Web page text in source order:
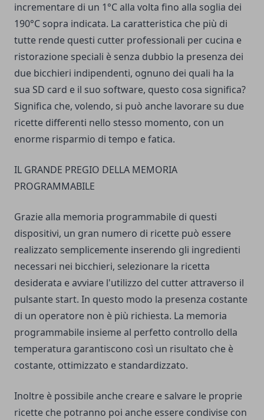
incrementare di un 1°C alla volta fino alla soglia dei
190°C sopra indicata. La caratteristica che più di
tutte rende questi cutter professionali per cucina e
ristorazione speciali è senza dubbio la presenza dei
due bicchieri indipendenti, ognuno dei quali ha la
sua SD card e il suo software, questo cosa significa?
Significa che, volendo, si può anche lavorare su due
ricette differenti nello stesso momento, con un
enorme risparmio di tempo e fatica.
IL GRANDE PREGIO DELLA MEMORIA
PROGRAMMABILE
Grazie alla memoria programmabile di questi
dispositivi, un gran numero di ricette può essere
realizzato semplicemente inserendo gli ingredienti
necessari nei bicchieri, selezionare la ricetta
desiderata e avviare l'utilizzo del cutter attraverso il
pulsante start. In questo modo la presenza costante
di un operatore non è più richiesta. La memoria
programmabile insieme al perfetto controllo della
temperatura garantiscono così un risultato che è
costante, ottimizzato e standardizzato.
Inoltre è possibile anche creare e salvare le proprie
ricette che potranno poi anche essere condivise con